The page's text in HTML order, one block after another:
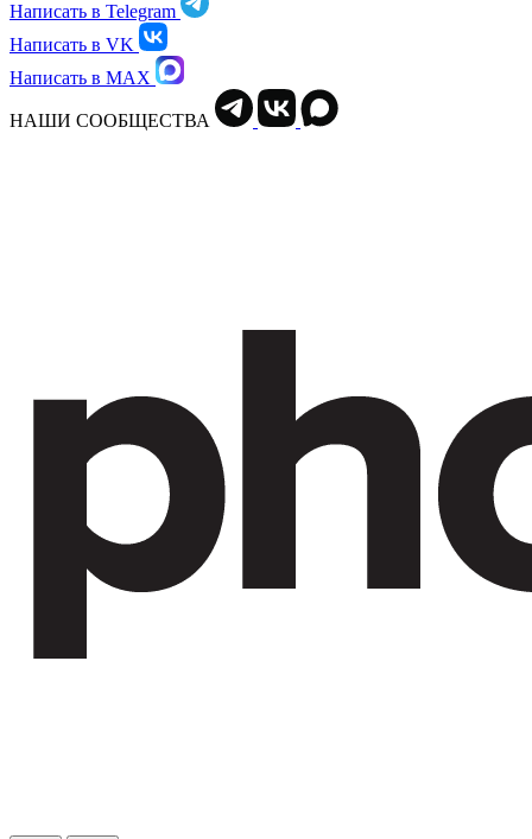
Написать в Telegram
Написать в VK
Написать в MAX
НАШИ СООБЩЕСТВА